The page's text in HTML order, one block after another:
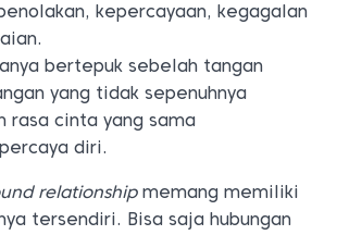
kepercayaan, kegagalan
bertepuk sebelah tangan
yang tidak sepenuhnya
rasa cinta yang sama
diri.
relationshipmemang memiliki
tersendiri. Bisa saja hubungan